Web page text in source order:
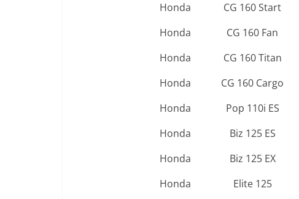
Honda
CG 160 Start
Honda
CG 160 Fan
Honda
CG 160 Titan
Honda
CG 160 Cargo
Honda
Pop 110i ES
Honda
Biz 125 ES
Honda
Biz 125 EX
Honda
Elite 125